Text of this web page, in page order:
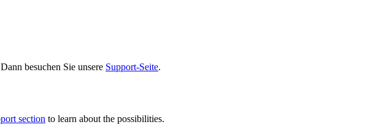
besuchen Sie unsere Support-Seite.
section to learn about the possibilities.